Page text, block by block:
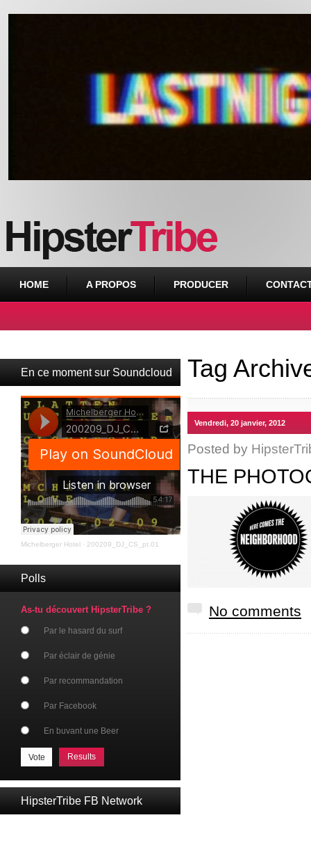
HOME A PROPOS PRODUCER
En ce moment sur Soundcloud
Michelberger Hotel · 200209_DJ_CS_pt.01
Polls
As-tu découvert HipsterTribe ?
Par le hasard du surf
Par éclair de génie
Par recommandation
Par Facebook
En buvant une Beer
Results
HipsterTribe FB Network
Tag
Vendredi, 20 janvier, 2012
Posted by
THE
No comments